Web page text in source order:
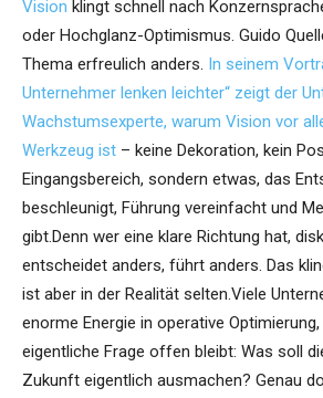
Vision klingt schnell nach
oder Hochglanz-Optimismus. Guido
Thema erfreulich anders. In seinem
Unternehmer lenken leichter“ zeigt der
Wachstumsexperte, warum Vision vor
Werkzeug ist – keine Dekoration, kein
Eingangsbereich, sondern etwas, das
beschleunigt, Führung vereinfacht und
gibt.Denn wer eine klare Richtung hat,
entscheidet anders, führt anders. Das
ist aber in der Realität selten.Viele
enorme Energie in operative
eigentliche Frage offen bleibt: Was soll
Zukunft eigentlich ausmachen? Genau